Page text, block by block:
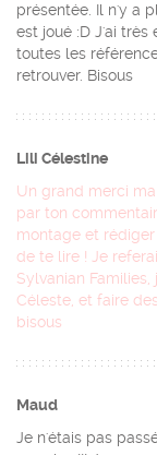
présentée. Il n'y a
est joué :D J'ai très
toutes les
retrouver. Bisous
Lili Célestine
Un grand merci
par ton
montage et
de te lire ! Je
Sylvanian
Céleste, et faire
bisous
Maud
Je n'étais pas